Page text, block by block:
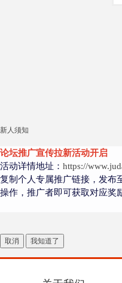
新人须知
论坛推广宣传拉新活动开启
活动详情地址： https://
复制个人专属推广链接，发布
操作，推广者即可获取对应奖
取消 我知道了